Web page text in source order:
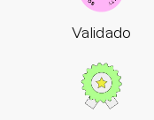
Validado